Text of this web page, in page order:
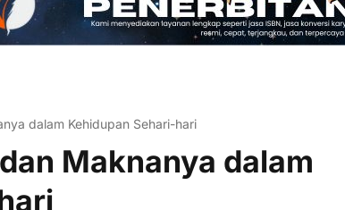
dalam Kehidupan Sehari-hari
Maknanya dalam